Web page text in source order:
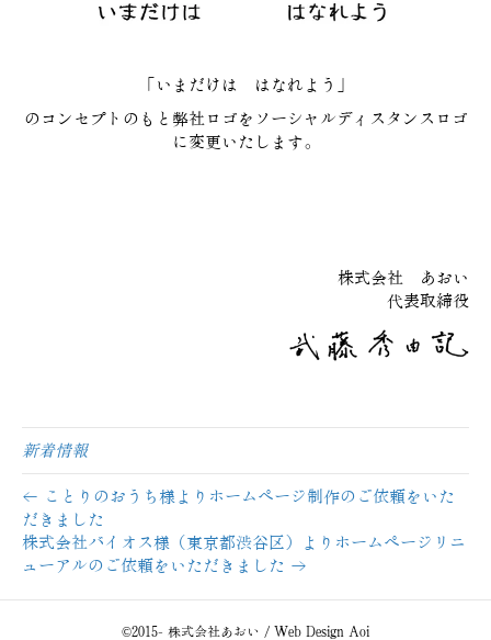
「いまだけは はなれよう」
のコンセプトのもと弊社ロゴをソーシャルディスタンスロゴ
に変更いたします。
株式会社 あおい
代表取締役
新着情報
← ことりのおうち様よりホームページ制作のご依頼をいた
だきました
株式会社バイオス様（東京都渋谷区）よりホームページリニ
ューアルのご依頼をいただきました →
©2015- 株式会社あおい / Web Design Aoi